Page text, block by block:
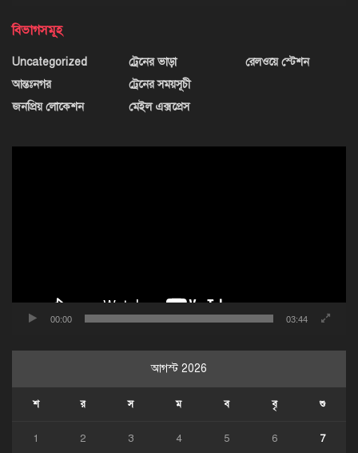
বিভাগসমূহ
Uncategorized
আন্তঃনগর
জনপ্রিয় লোকেশন
ট্রেনের ভাড়া
ট্রেনের সময়সূচী
মেইল এক্সপ্রেস
রেলওয়ে স্টেশন
00:00 03:44
আগস্ট 2026
শ র স ম ব বৃ শু
1 2 3 4 5 6 7